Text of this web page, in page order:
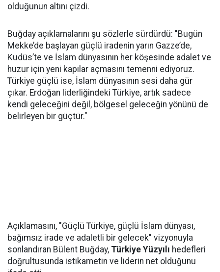
olduğunun altını çizdi.
Buğday açıklamalarını şu sözlerle sürdürdü: "Bugün
Mekke’de başlayan güçlü iradenin yarın Gazze’de,
Kudüs’te ve İslam dünyasının her köşesinde adalet ve
huzur için yeni kapılar açmasını temenni ediyoruz.
Türkiye güçlü ise, İslam dünyasının sesi daha gür
çıkar. Erdoğan liderliğindeki Türkiye, artık sadece
kendi geleceğini değil, bölgesel geleceğin yönünü de
belirleyen bir güçtür."
Açıklamasını, "Güçlü Türkiye, güçlü İslam dünyası,
bağımsız irade ve adaletli bir gelecek" vizyonuyla
sonlandıran Bülent Buğday, Türkiye Yüzyılı hedefleri
doğrultusunda istikametin ve liderin net olduğunu